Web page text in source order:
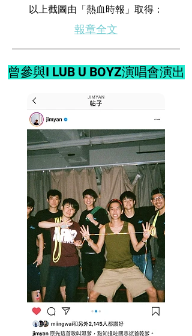
​以上截圖由「熱血時報」取得：
​報章全文
​曾參與I LUB U BOYZ演唱會演出